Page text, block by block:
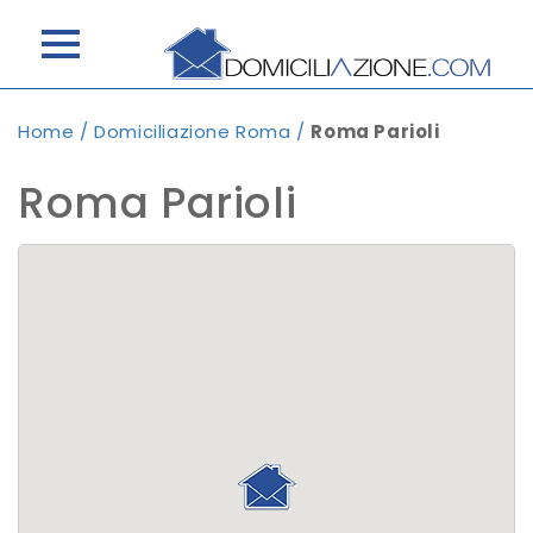
Home /Domiciliazione Roma / Roma Parioli
Roma Parioli